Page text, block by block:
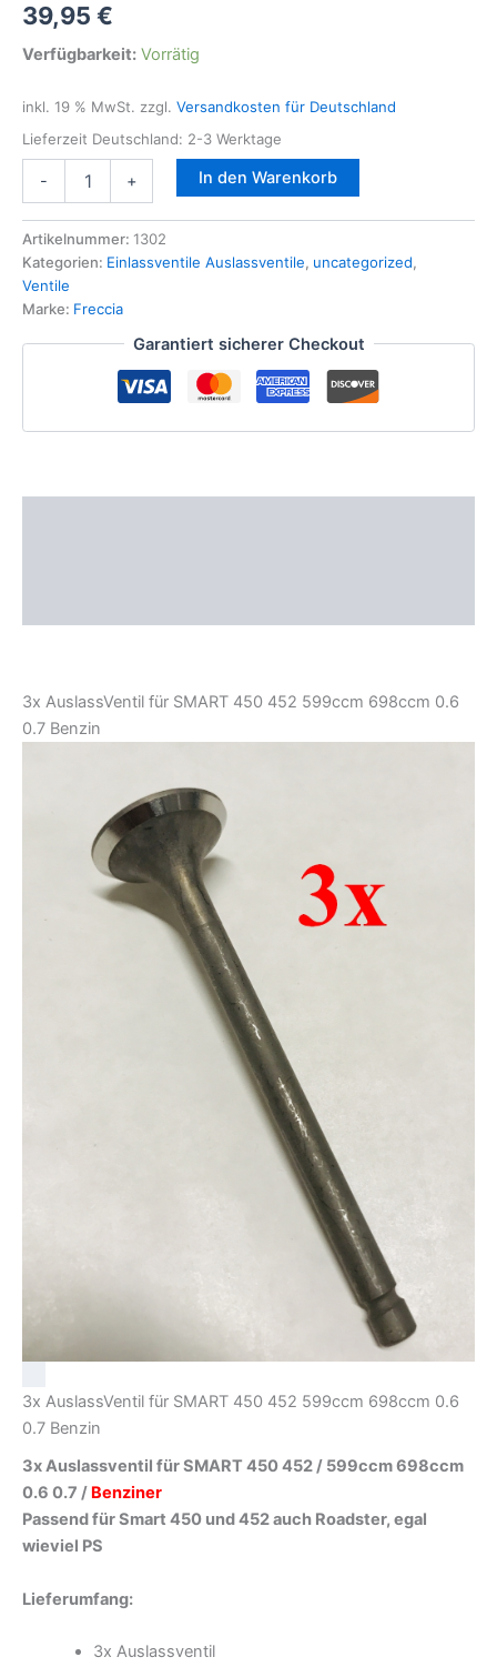
39,95 €
Verfügbarkeit: Vorrätig
inkl. 19 % MwSt. zzgl. Versandkosten für Deutschland
Lieferzeit Deutschland: 2-3 Werktage
-
Auslassventil
SMART
450
452
599ccm
0.6
Coupe
+ In den Warenkorb
Artikelnummer: 1302
Kategorien: Einlassventile Auslassventile, uncategorized,
Ventile
Marke: Freccia
Garantiert sicherer Checkout
3x AuslassVentil für SMART 450 452 599ccm 698ccm 0.6
0.7 Benzin
3x AuslassVentil für SMART 450 452 599ccm 698ccm 0.6
0.7 Benzin
3x Auslassventil für SMART 450 452 / 599ccm 698ccm
0.6 0.7 / Benziner
Passend für Smart 450 und 452 auch Roadster, egal
wieviel PS
Lieferumfang:
3x Auslassventil